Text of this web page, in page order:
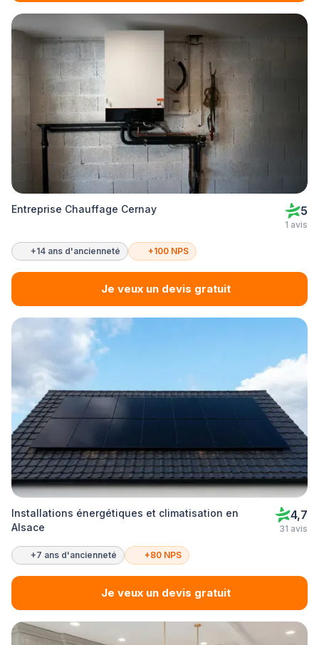
Entreprise Chauffage Cernay 5
1 avis
+14 ans d'ancienneté +100 NPS
Je veux un devis gratuit
Installations énergétiques et climatisation en
Alsace
4,7
31 avis
+7 ans d'ancienneté +80 NPS
Je veux un devis gratuit